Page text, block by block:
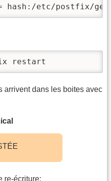
= hash:/etc/postfix/
restart
arrivent dans les boites avec
re-écriture: